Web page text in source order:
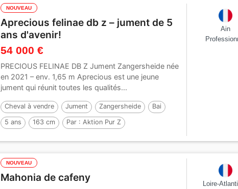
NOUVEAU
Aprecious felinae db z – jument de 5
ans d'avenir!
54 000 €
PRECIOUS FELINAE DB Z Jument Zangersheide née
en 2021 – env. 1,65 m Aprecious est une jeune
jument qui réunit toutes les qualités...
Cheval à vendre Jument Zangersheide Bai
5 ans 163 cm Par : Aktion Pur Z
Ain
NOUVEAU
Mahonia de cafeny
Loire-